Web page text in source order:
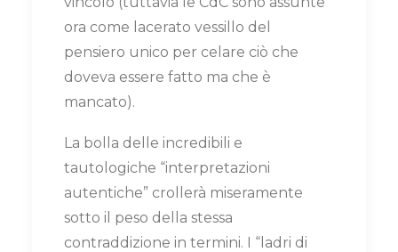
ora come lacerato vessillo del
pensiero unico per celare ciò che
doveva essere fatto ma che è
mancato).
La bolla delle incredibili e
tautologiche “interpretazioni
autentiche” crollerà miseramente
sotto il peso della stessa
contraddizione in termini. I “ladri di